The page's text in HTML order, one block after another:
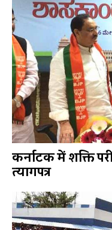
कर्नाटक में शक्ति
त्यागपत्र